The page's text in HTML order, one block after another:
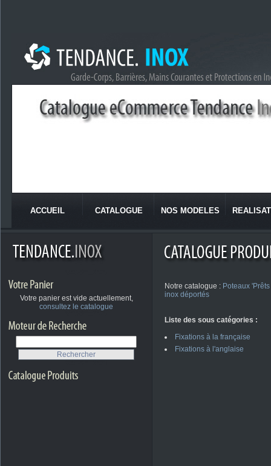
ACCUEIL CATALOGUE NOS MODELES
Votre panier est vide actuellement,
consultez le catalogue
Notre catalogue : Poteaux
inox déportés
Liste des sous catégories :
Fixations à la française
Fixations à l'anglaise